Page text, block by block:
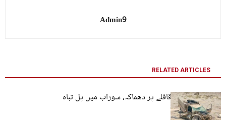
Admin9
RELATED ARTICLES
کیچ میں فوجی قافلے پر دھماکہ، سوراب میں پل تباہ